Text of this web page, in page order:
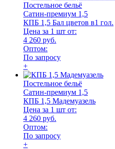
Постельное бельё
Сатин-премиум 1,5
КПБ 1,5 Бал цветов в1 гол.
Цена за 1 шт от:
4 260 руб.
Оптом:
По запросу
+
Постельное бельё
Сатин-премиум 1,5
КПБ 1,5 Мадемуазель
Цена за 1 шт от:
4 260 руб.
Оптом:
По запросу
+